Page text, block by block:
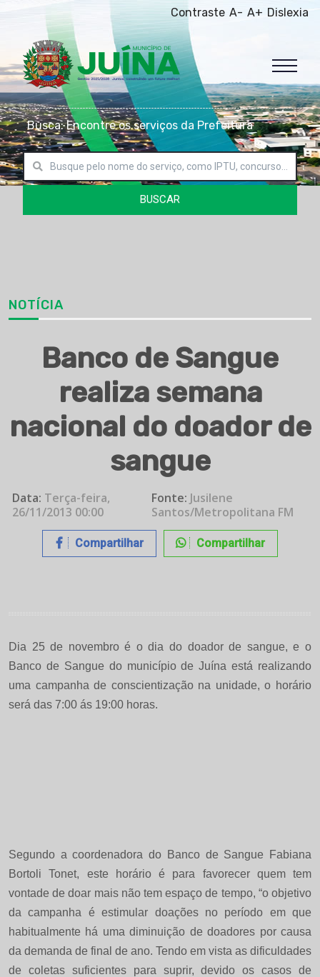
Contraste A- A+ Dislexia
Busca: Encontre os serviços da Prefeitura
BUSCAR
NOTÍCIA
Banco de Sangue
realiza semana
nacional do doador de
sangue
Data: Terça-feira,
26/11/2013 00:00
Fonte: Jusilene
Santos/Metropolitana FM
Compartilhar Compartilhar
Dia 25 de novembro é o dia do doador de sangue, e o
Banco de Sangue do município de Juína está realizando
uma campanha de conscientização na unidade, o horário
será das 7:00 ás 19:00 horas.
Segundo a coordenadora do Banco de Sangue Fabiana
Bortoli Tonet, este horário é para favorecer quem tem
vontade de doar mais não tem espaço de tempo, “o objetivo
da campanha é estimular doações no período em que
habitualmente há uma diminuição de doadores por causa
da demanda de final de ano. Tendo em vista as dificuldades
de coletas suficientes para suprir, devido os casos de